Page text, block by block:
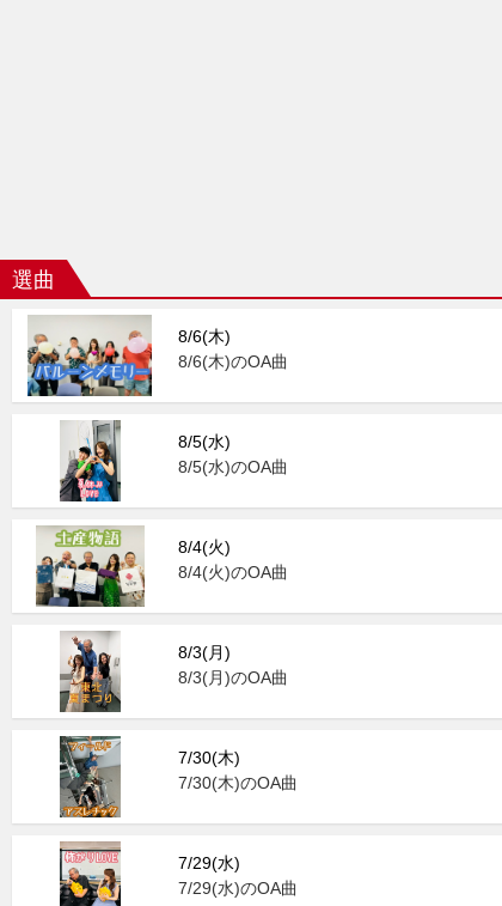
選曲
8/6(木)
8/6(木)のOA曲
8/5(水)
8/5(水)のOA曲
8/4(火)
8/4(火)のOA曲
8/3(月)
8/3(月)のOA曲
7/30(木)
7/30(木)のOA曲
7/29(水)
7/29(水)のOA曲